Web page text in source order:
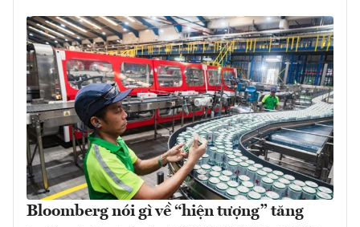
Bloomberg nói gì về “hiện tượng” tăng